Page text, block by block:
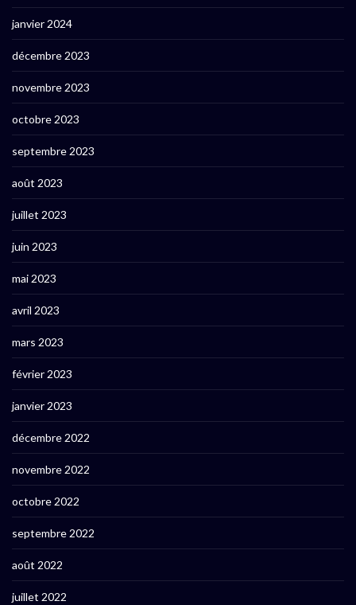
janvier 2024
décembre 2023
novembre 2023
octobre 2023
septembre 2023
août 2023
juillet 2023
juin 2023
mai 2023
avril 2023
mars 2023
février 2023
janvier 2023
décembre 2022
novembre 2022
octobre 2022
septembre 2022
août 2022
juillet 2022